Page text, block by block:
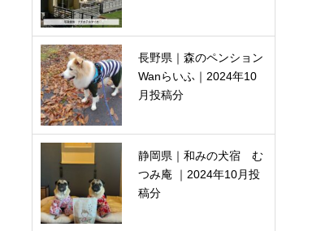
長野県｜森のペンション
Wanらいふ｜2024年10
月投稿分
静岡県｜和みの犬宿 む
つみ庵 ｜2024年10月投
稿分